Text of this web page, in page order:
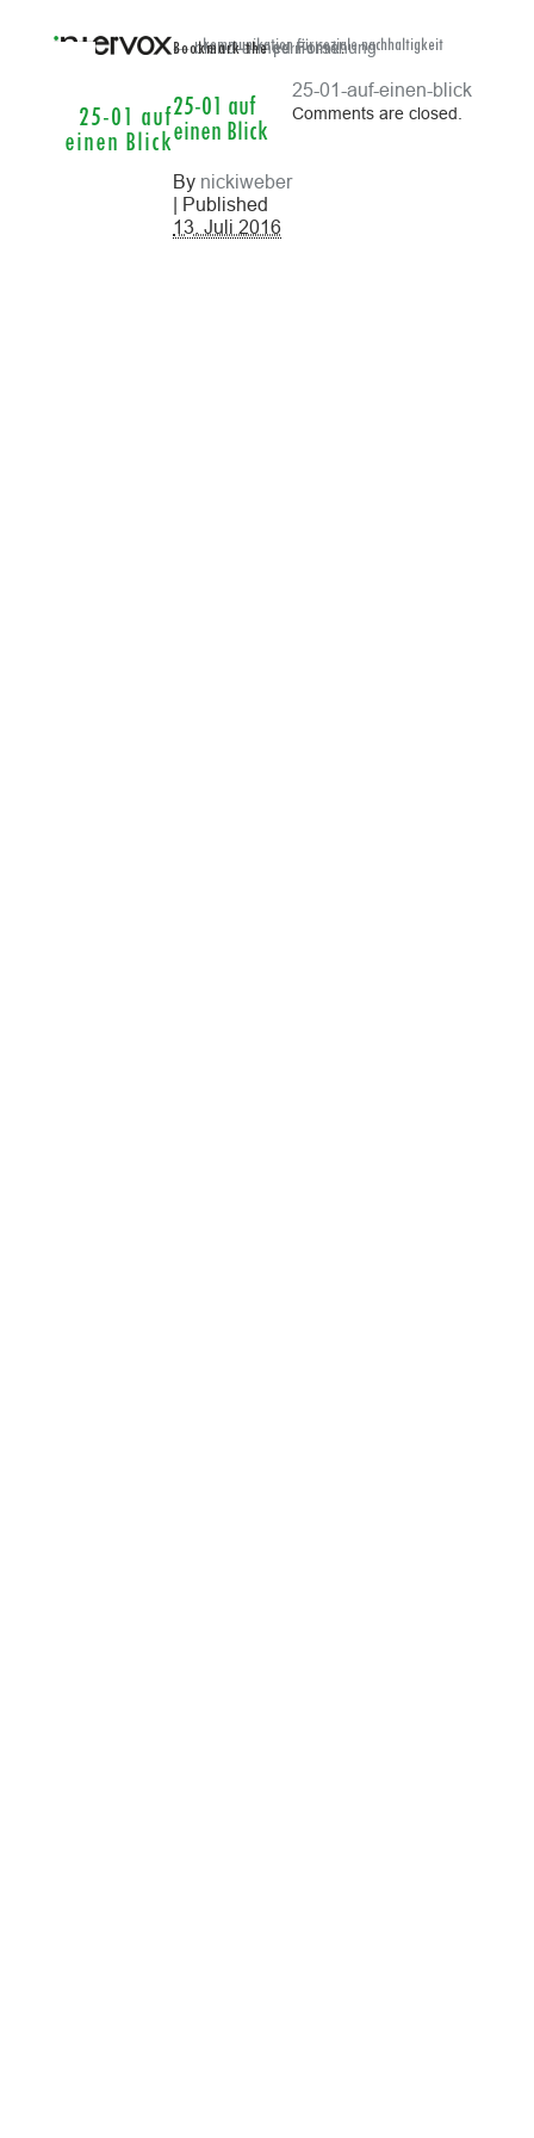
25-01 auf
einen Blick
kommunikation für soziale nachhaltigkeit
← blend-a-med Forschung
25-01 auf
einen Blick
By nickiweber
| Published
13. Juli 2016
25-01-auf-einen-blick
Bookmark thepermalink.
Comments are closed.